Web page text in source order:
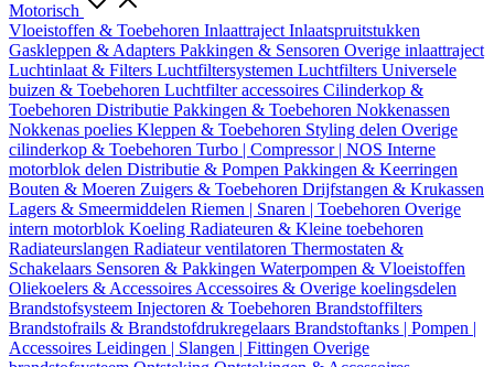
Motorisch
Vloeistoffen & Toebehoren Inlaattraject Inlaatspruitstukken
Gaskleppen & Adapters Pakkingen & Sensoren Overige inlaattraject
Luchtinlaat & Filters Luchtfiltersystemen Luchtfilters Universele
buizen & Toebehoren Luchtfilter accessoires Cilinderkop &
Toebehoren Distributie Pakkingen & Toebehoren Nokkenassen
Nokkenas poelies Kleppen & Toebehoren Styling delen Overige
cilinderkop & Toebehoren Turbo | Compressor | NOS Interne
motorblok delen Distributie & Pompen Pakkingen & Keerringen
Bouten & Moeren Zuigers & Toebehoren Drijfstangen & Krukassen
Lagers & Smeermiddelen Riemen | Snaren | Toebehoren Overige
intern motorblok Koeling Radiateuren & Kleine toebehoren
Radiateurslangen Radiateur ventilatoren Thermostaten &
Schakelaars Sensoren & Pakkingen Waterpompen & Vloeistoffen
Oliekoelers & Accessoires Accessoires & Overige koelingsdelen
Brandstofsysteem Injectoren & Toebehoren Brandstoffilters
Brandstofrails & Brandstofdrukregelaars Brandstoftanks | Pompen |
Accessoires Leidingen | Slangen | Fittingen Overige